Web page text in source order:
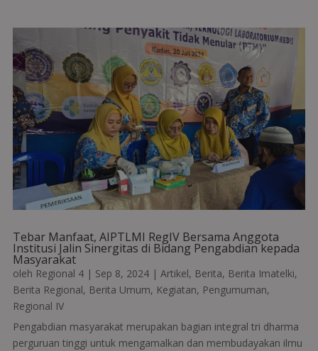
Tebar Manfaat, AIPTLMI RegIV Bersama Anggota
Institusi Jalin Sinergitas di Bidang Pengabdian kepada
Masyarakat
oleh Regional 4| Sep 8, 2024| Artikel, Berita, Berita Imatelki,
Berita Regional, Berita Umum, Kegiatan, Pengumuman,
Regional IV
Pengabdian masyarakat merupakan bagian integral tri dharma
perguruan tinggi untuk mengamalkan dan membudayakan ilmu